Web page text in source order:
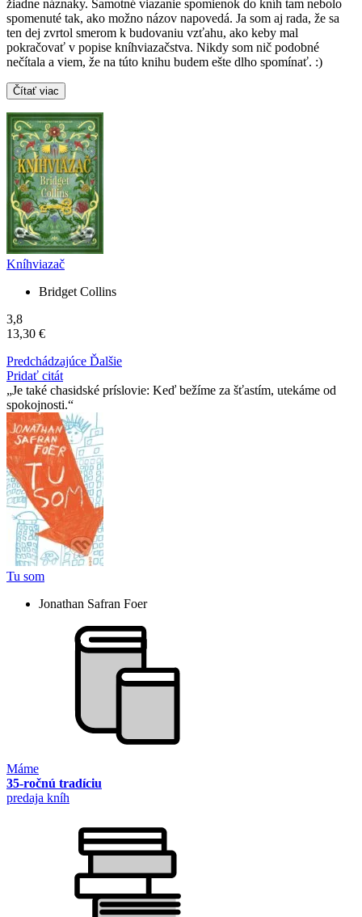
žiadne náznaky. Samotné viazanie spomienok do kníh tam nebolo
spomenuté tak, ako možno názov napovedá. Ja som aj rada, že sa
ten dej zvrtol smerom k budovaniu vzťahu, ako keby mal
pokračovať v popise kníhviazačstva. Nikdy som nič podobné
nečítala a viem, že na túto knihu budem ešte dlho spomínať. :)
Čítať viac
Kníhviazač
Bridget Collins
3,8
13,30 €
Predchádzajúce Ďalšie
Pridať citát
Je také chasidské príslovie: Keď bežíme za šťastím, utekáme od
spokojnosti.
Tu som
Jonathan Safran Foer
Máme
35-ročnú tradíciu
predaja kníh